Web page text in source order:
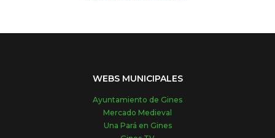
WEBS MUNICIPALES
Ayuntamiento de Gines
Mercado Medieval
Una Pará en Gines